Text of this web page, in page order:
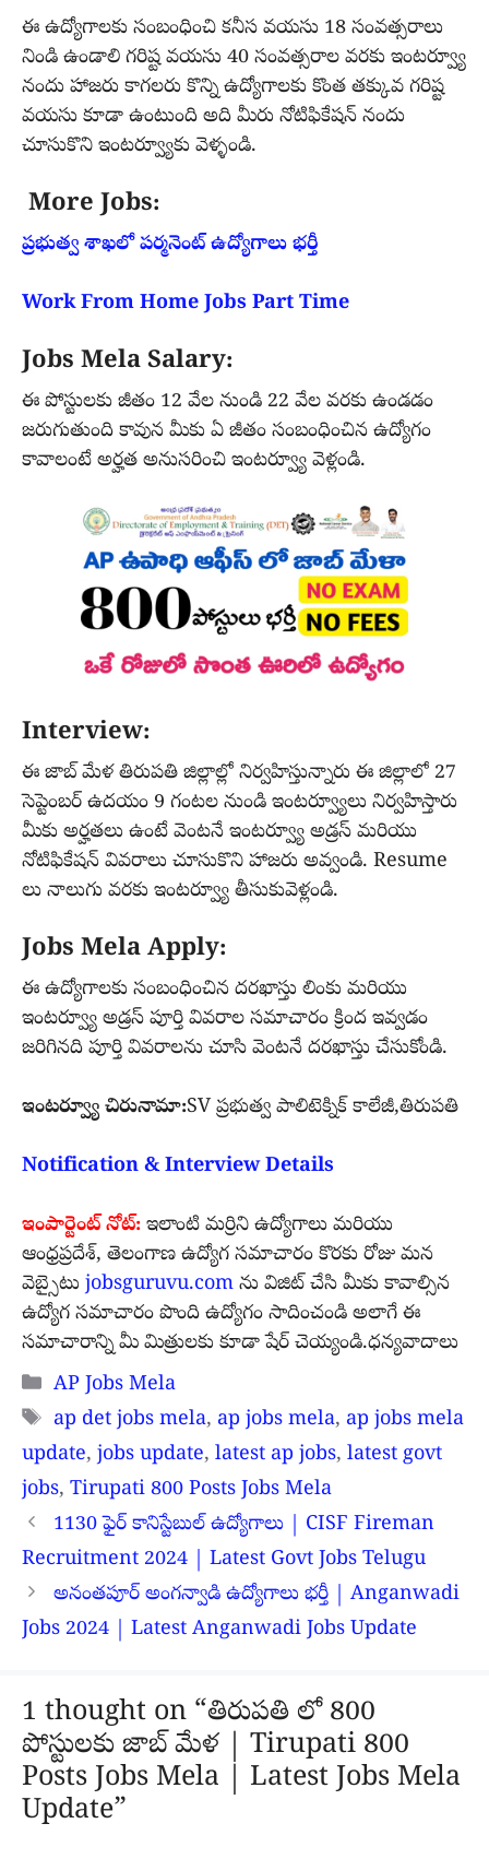
ఈ ఉద్యోగాలకు సంబంధించి కనీస వయసు 18 సంవత్సరాలు
నిండి ఉండాలి గరిష్ట వయసు 40 సంవత్సరాల వరకు ఇంటర్వ్యూ
నందు హాజరు కాగలరు కొన్ని ఉద్యోగాలకు కొంత తక్కువ గరిష్ట
వయసు కూడా ఉంటుంది అది మీరు నోటిఫికేషన్ నందు
చూసుకొని ఇంటర్వ్యూకు వెళ్ళండి.
More Jobs:
ప్రభుత్వ శాఖలో పర్మనెంట్ ఉద్యోగాలు భర్తీ
Work From Home Jobs Part Time
Jobs Mela Salary:
ఈ పోస్టులకు జీతం 12 వేల నుండి 22 వేల వరకు ఉండడం
జరుగుతుంది కావున మీకు ఏ జీతం సంబంధించిన ఉద్యోగం
కావాలంటే అర్హత అనుసరించి ఇంటర్వ్యూ వెళ్లండి.
Interview:
ఈ జాబ్ మేళ తిరుపతి జిల్లాల్లో నిర్వహిస్తున్నారు ఈ జిల్లాలో 27
సెప్టెంబర్ ఉదయం 9 గంటల నుండి ఇంటర్వ్యూలు నిర్వహిస్తారు
మీకు అర్హతలు ఉంటే వెంటనే ఇంటర్వ్యూ అడ్రస్ మరియు
నోటిఫికేషన్ వివరాలు చూసుకొని హాజరు అవ్వండి. Resume
లు నాలుగు వరకు ఇంటర్వ్యూ తీసుకువెళ్లండి.
Jobs Mela Apply:
ఈ ఉద్యోగాలకు సంబంధించిన దరఖాస్తు లింకు మరియు
ఇంటర్వ్యూ అడ్రస్ పూర్తి వివరాల సమాచారం క్రింద ఇవ్వడం
జరిగినది పూర్తి వివరాలను చూసి వెంటనే దరఖాస్తు చేసుకోండి.
ఇంటర్వ్యూ చిరునామా:SV ప్రభుత్వ పాలిటెక్నిక్ కాలేజీ,తిరుపతి
Notification & Interview Details
ఇంపార్టెంట్ నోట్: ఇలాంటి మర్రిని ఉద్యోగాలు మరియు
ఆంధ్రప్రదేశ్, తెలంగాణ ఉద్యోగ సమాచారం కొరకు రోజు మన
వెబ్సైటు jobsguruvu.com ను విజిట్ చేసి మీకు కావాల్సిన
ఉద్యోగ సమాచారం పొంది ఉద్యోగం సాదించండి అలాగే ఈ
సమాచారాన్ని మీ మిత్రులకు కూడా షేర్ చెయ్యండి.ధన్యవాదాలు
Categories
AP Jobs Mela
Tags
ap det jobs mela, ap jobs mela, ap jobs mela
update,jobs update, latest ap jobs, latest govt
jobs, Tirupati 800 Posts Jobs Mela
1130 ఫైర్ కానిస్టేబుల్ ఉద్యోగాలు | CISF Fireman
Recruitment 2024 | Latest Govt Jobs Telugu
అనంతపూర్ అంగన్వాడి ఉద్యోగాలు భర్తీ | Anganwadi
Jobs 2024 | Latest Anganwadi Jobs Update
1 thought on “తిరుపతి లో 800
పోస్టులకు జాబ్ మేళ | Tirupati 800
Posts Jobs Mela | Latest Jobs Mela
Update”